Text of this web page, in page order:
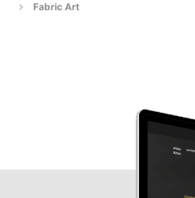
Fabric Art